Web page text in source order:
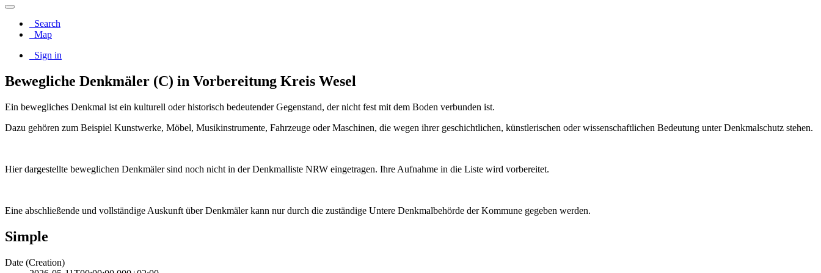
Search
Map
Sign in
Bewegliche Denkmäler (C) in Vorbereitung Kreis Wesel
Ein bewegliches Denkmal ist ein kulturell oder historisch bedeutender Gegenstand, der nicht fest mit dem Boden verbunden ist.
Dazu gehören zum Beispiel Kunstwerke, Möbel, Musikinstrumente, Fahrzeuge oder Maschinen, die wegen ihrer geschichtlichen, künstlerischen oder wissenschaftlichen Bedeutung unter Denkmalschutz stehen.
Hier dargestellte beweglichen Denkmäler sind noch nicht in der Denkmalliste NRW eingetragen. Ihre Aufnahme in die Liste wird vorbereitet.
Eine abschließende und vollständige Auskunft über Denkmäler kann nur durch die zuständige Untere Denkmalbehörde der Kommune gegeben werden.
Simple
Date (Creation)